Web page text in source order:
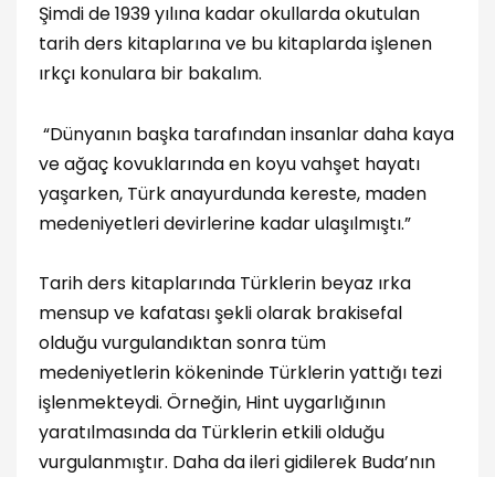
Şimdi de 1939 yılına kadar okullarda okutulan
tarih ders kitaplarına ve bu kitaplarda işlenen
ırkçı konulara bir bakalım.
“Dünyanın başka tarafından insanlar daha kaya
ve ağaç kovuklarında en koyu vahşet hayatı
yaşarken, Türk anayurdunda kereste, maden
medeniyetleri devirlerine kadar ulaşılmıştı.”
Tarih ders kitaplarında Türklerin beyaz ırka
mensup ve kafatası şekli olarak brakisefal
olduğu vurgulandıktan sonra tüm
medeniyetlerin kökeninde Türklerin yattığı tezi
işlenmekteydi. Örneğin, Hint uygarlığının
yaratılmasında da Türklerin etkili olduğu
vurgulanmıştır. Daha da ileri gidilerek Buda’nın